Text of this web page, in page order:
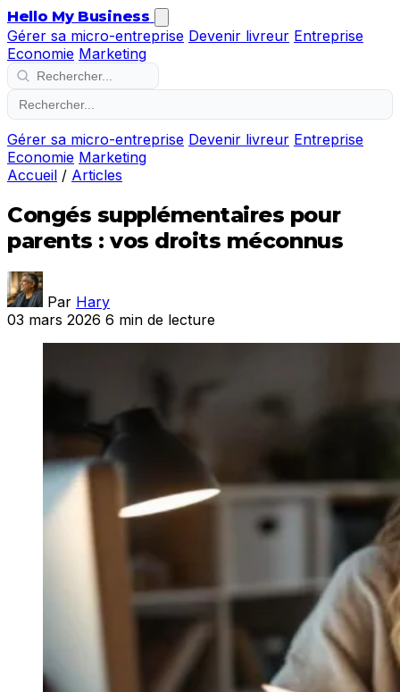
Hello My Business
Gérer sa micro-entreprise Devenir livreur Entreprise
Economie Marketing
Gérer sa micro-entreprise Devenir livreur Entreprise
Economie Marketing
Accueil / Articles
Congés supplémentaires pour
parents : vos droits méconnus
Par Hary
03 mars 2026 6 min de lecture